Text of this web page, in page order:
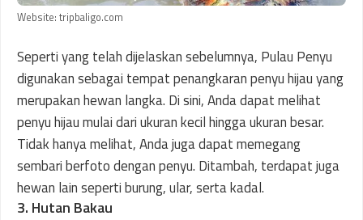
Website: tripbaligo.com
Seperti yang telah dijelaskan sebelumnya, Pulau Penyu
digunakan sebagai tempat penangkaran penyu hijau yang
merupakan hewan langka. Di sini, Anda dapat melihat
penyu hijau mulai dari ukuran kecil hingga ukuran besar.
Tidak hanya melihat, Anda juga dapat memegang
sembari berfoto dengan penyu. Ditambah, terdapat juga
hewan lain seperti burung, ular, serta kadal.
3. Hutan Bakau